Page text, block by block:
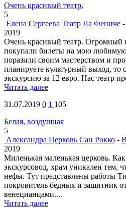
Очень красивый театр.
5
Елена Сергеева Театр Ла Фениче -
2019
Очень красивый театр. Огромный
покупали билеты на мою
поразили своим мастерством и
планируете культурный выход, то
экскурсию за 12 евро. Нас театр
Читать далее
31.07.2019 0 1 105
Белая, воздушная
5
Александра Церковь Сан Рокко -
2019
Миленькая маленькая церковь. Как
экскурсовод, храм уникален тем,
нефы. Тут представлены работы
покровитель бедных и защитник
венецианцами....
Читать далее